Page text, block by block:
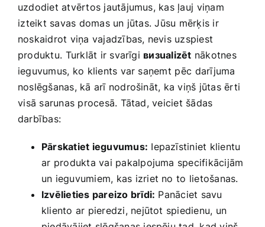
uzdodiet atvērtos ‍jautājumus,‍ kas ļauj ⁣viņam
⁢izteikt savas domas un jūtas. Jūsu mērķis ir
noskaidrot viņa vajadzības, nevis uzspiest
produktu. ⁢Turklāt ir svarīgi визualizēt nākotnes
ieguvumus, ⁢ko klients var saņemt ⁢pēc⁤ darījuma
noslēgšanas, kā arī nodrošināt, ka viņš jūtas ērti
⁣visā sarunas procesā. ‍Tātad, veiciet šādas
darbības:
Pārskatiet ieguvumus: Iepazīstiniet klientu
ar ⁢produkta vai pakalpojuma specifikācijām
un ieguvumiem, kas izriet no⁤ to lietošanas.
Izvēlieties pareizo brīdi: Panāciet savu
kliento ar ​pieredzi, nejūtot spiedienu, un‌